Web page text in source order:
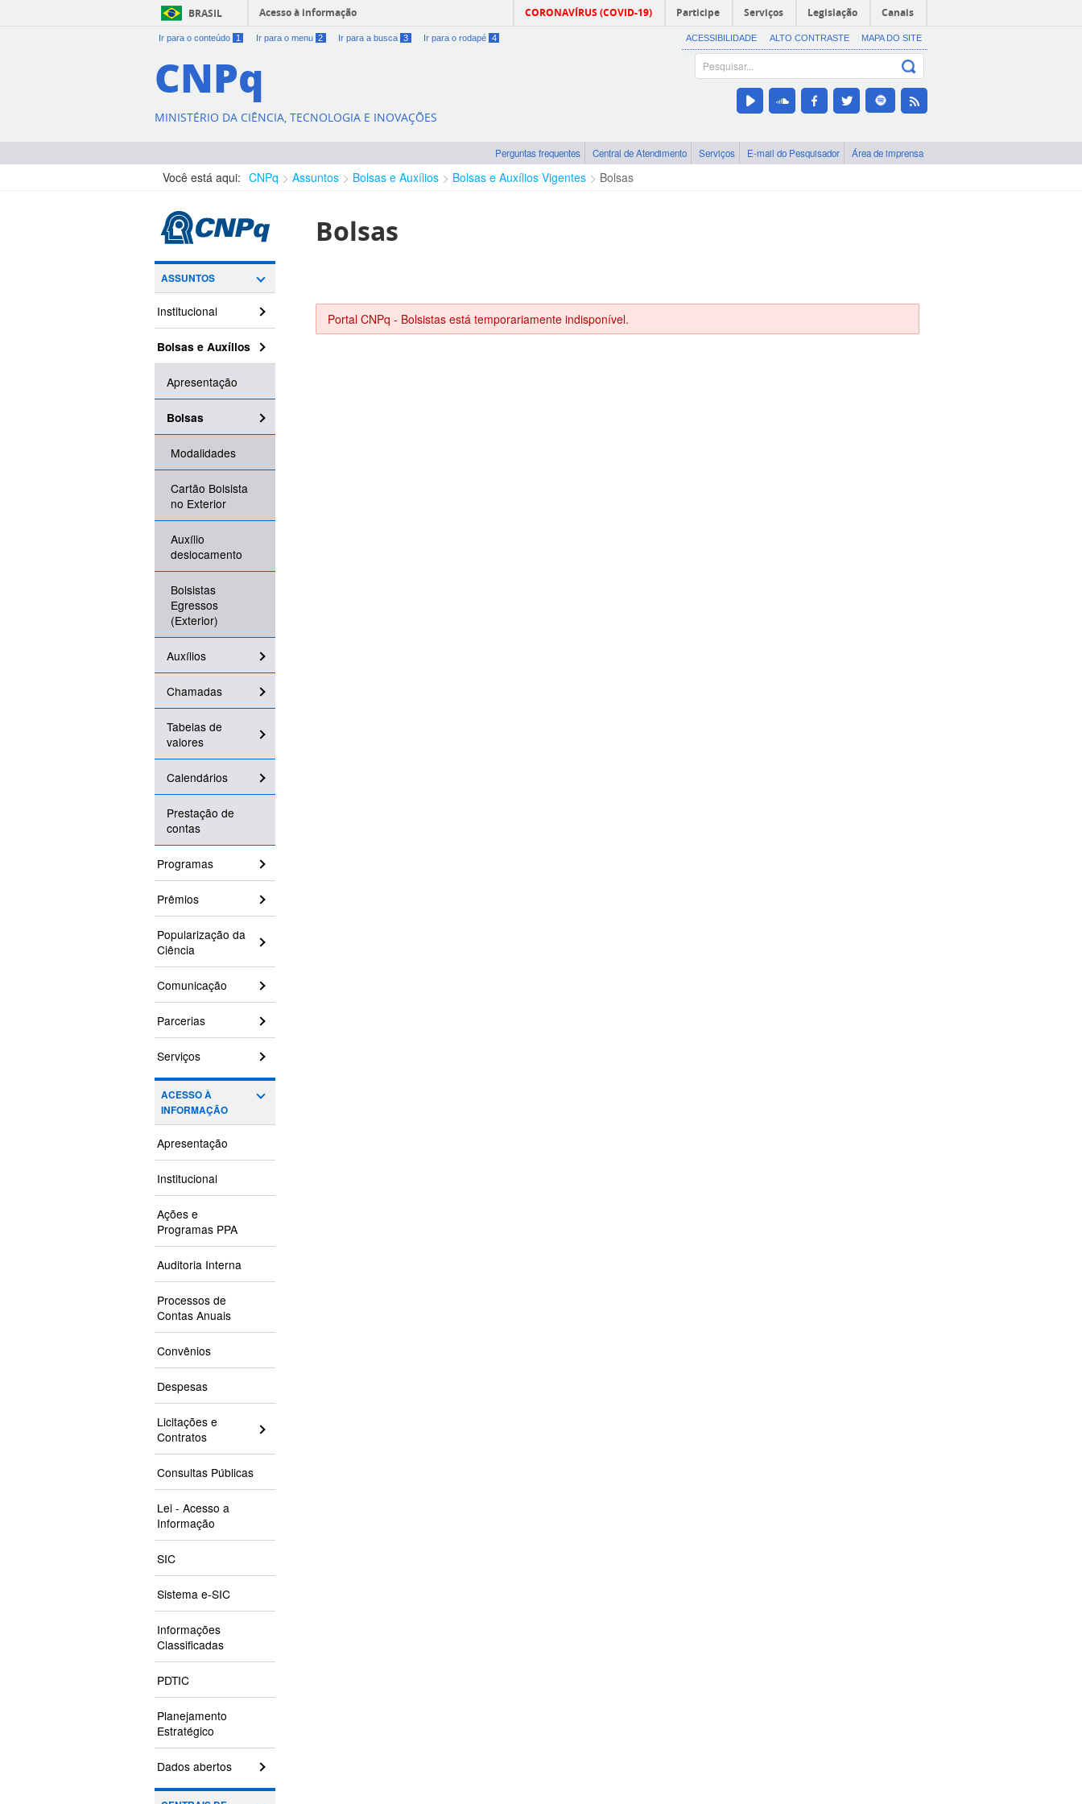
BRASIL Acesso à informação CORONAVÍRUS (COVID-19) Participe Serviços Legislação Canais
Ir para o conteúdo 1 Ir para o menu 2 Ir para a busca 3 Ir para o rodapé 4 ACESSIBILIDADE ALTO CONTRASTE MAPA DO SITE
CNPq
MINISTÉRIO DA CIÊNCIA, TECNOLOGIA E INOVAÇÕES
Perguntas frequentes Central de Atendimento Serviços E-mail do Pesquisador Área de imprensa
Você está aqui: CNPq Assuntos Bolsas e Auxílios Bolsas e Auxílios Vigentes Bolsas
ASSUNTOS
Institucional
Bolsas e Auxílios
Apresentação
Bolsas
Modalidades
Cartão Bolsista
no Exterior
Auxílio
deslocamento
Bolsistas
Egressos
(Exterior)
Auxílios
Chamadas
Tabelas de
valores
Calendários
Prestação de
contas
Programas
Prêmios
Popularização da
Ciência
Comunicação
Parcerias
Serviços
ACESSO À
INFORMAÇÃO
Apresentação
Institucional
Ações e
Programas PPA
Auditoria Interna
Processos de
Contas Anuais
Convênios
Despesas
Licitações e
Contratos
Consultas Públicas
Lei - Acesso a
Informação
SIC
Sistema e-SIC
Informações
Classificadas
PDTIC
Planejamento
Estratégico
Dados abertos
Bolsas
Portal CNPq - Bolsistas está temporariamente indisponível.